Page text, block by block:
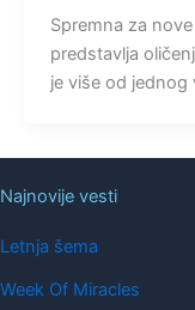
Spremna za
predstavlja
je više od jednog
Najnovije vesti
Letnja šema
Week Of Miracles